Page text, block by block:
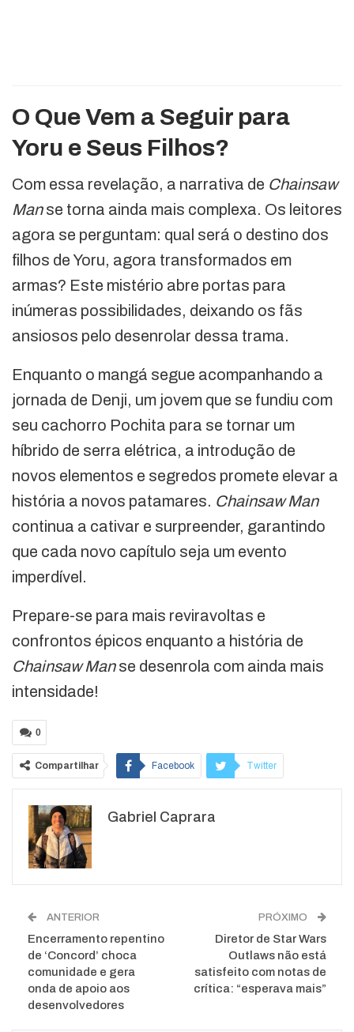
O Que Vem a Seguir para
Yoru e Seus Filhos?
Com essa revelação, a narrativa de Chainsaw
Manse torna ainda mais complexa. Os leitores
agora se perguntam: qual será o destino dos
filhos de Yoru, agora transformados em
armas? Este mistério abre portas para
inúmeras possibilidades, deixando os fãs
ansiosos pelo desenrolar dessa trama.
Enquanto o mangá segue acompanhando a
jornada de Denji, um jovem que se fundiu com
seu cachorro Pochita para se tornar um
híbrido de serra elétrica, a introdução de
novos elementos e segredos promete elevar a
história a novos patamares. Chainsaw Man
continua a cativar e surpreender, garantindo
que cada novo capítulo seja um evento
imperdível.
Prepare-se para mais reviravoltas e
confrontos épicos enquanto a história de
Chainsaw Manse desenrola com ainda mais
intensidade!
0
Compartilhar Facebook Twitter
WhatsApp
Gabriel Caprara
ANTERIOR
Encerramento repentino
de ‘Concord’ choca
comunidade e gera
onda de apoio aos
desenvolvedores
PRÓXIMO
Diretor de Star Wars
Outlaws não está
satisfeito com notas de
crítica: “esperava mais”